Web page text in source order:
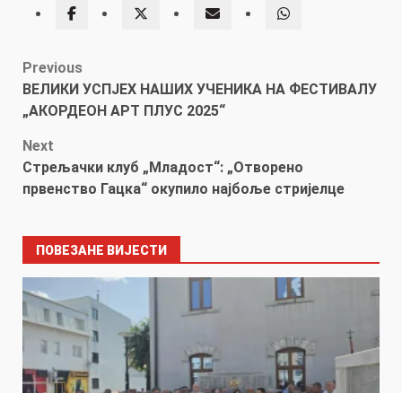
Post
navigation
Previous
ВЕЛИКИ УСПЈЕХ НАШИХ УЧЕНИКА НА ФЕСТИВАЛУ
„АКОРДЕОН АРТ ПЛУС 2025“
Next
Стрељачки клуб „Младост“: „Отворено
првенство Гацка“ окупило најбоље стријелце
ПОВЕЗАНЕ ВИЈЕСТИ